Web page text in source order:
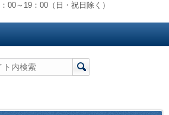
00～19：00（日・祝日除く）